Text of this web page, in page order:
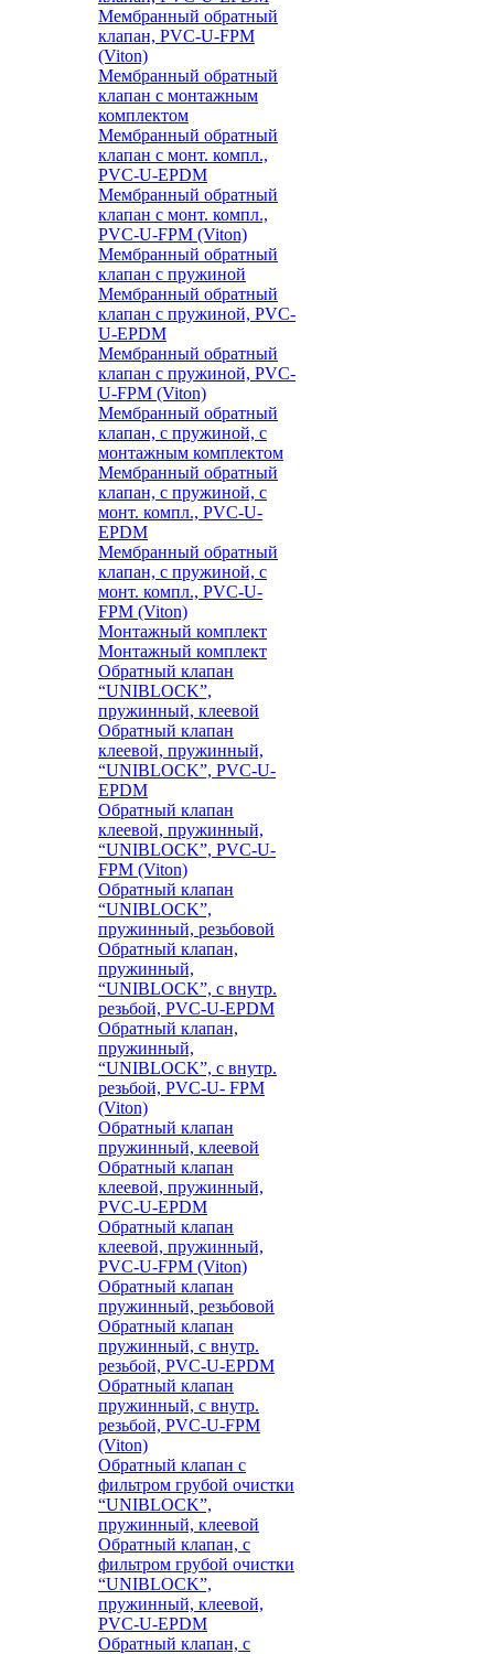
Мембранный обратный
клапан, PVC-U-FPM
(Viton)
Мембранный обратный
клапан с монтажным
комплектом
Мембранный обратный
клапан с монт. компл.,
PVC-U-EPDM
Мембранный обратный
клапан с монт. компл.,
PVC-U-FPM (Viton)
Мембранный обратный
клапан с пружиной
Мембранный обратный
клапан с пружиной, PVC-
U-EPDM
Мембранный обратный
клапан с пружиной, PVC-
U-FPM (Viton)
Мембранный обратный
клапан, с пружиной, с
монтажным комплектом
Мембранный обратный
клапан, с пружиной, с
монт. компл., PVC-U-
EPDM
Мембранный обратный
клапан, с пружиной, с
монт. компл., PVC-U-
FPM (Viton)
Монтажный комплект
Монтажный комплект
Обратный клапан
“UNIBLOCK”,
пружинный, клеевой
Обратный клапан
клеевой, пружинный,
“UNIBLOCK”, PVC-U-
EPDM
Обратный клапан
клеевой, пружинный,
“UNIBLOCK”, PVC-U-
FPM (Viton)
Обратный клапан
“UNIBLOCK”,
пружинный, резьбовой
Обратный клапан,
пружинный,
“UNIBLOCK”, с внутр.
резьбой, PVC-U-EPDM
Обратный клапан,
пружинный,
“UNIBLOCK”, с внутр.
резьбой, PVC-U- FPM
(Viton)
Обратный клапан
пружинный, клеевой
Обратный клапан
клеевой, пружинный,
PVC-U-EPDM
Обратный клапан
клеевой, пружинный,
PVC-U-FPM (Viton)
Обратный клапан
пружинный, резьбовой
Обратный клапан
пружинный, с внутр.
резьбой, PVC-U-EPDM
Обратный клапан
пружинный, с внутр.
резьбой, PVC-U-FPM
(Viton)
Обратный клапан с
фильтром грубой очистки
“UNIBLOCK”,
пружинный, клеевой
Обратный клапан, с
фильтром грубой очистки
“UNIBLOCK”,
пружинный, клеевой,
PVC-U-EPDM
Обратный клапан, с